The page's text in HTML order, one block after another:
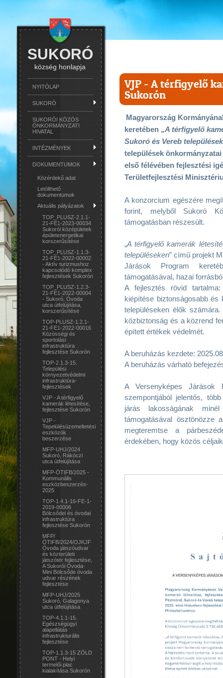
SUKORÓ
község honlapja
NYITÓLAP
SUKORÓ
SUKORÓI KÖZÖS
ÖNKORMÁNYZATI
HIVATAL
INTÉZMÉNYEK
DOKUMENTUMOK
Közérdekű adat
Letölthető
dokumentumok
Aktuális pályázatok
TOP_PLUSZ-2.1.1-
21-FE1-2023-00034
Sukorói középületek
épületenergetikai
korszerűsítése
TOP_PLUSZ-1.1.3-
21-FE1-2022-00002
- Aktív turizmushoz
kapcsolódó komplex
fejlesztések Sukorón
TOP_PLUSZ-1.2.3-
21-FE1-2022-00004
- Sukoró, Óvoda
utca útfelújítása,
korszerűsítése
TOP-PLUSZ-1.2.1-
21-FE1-2022-00016
Közösségi és
sportolási
infrastruktúra
fejlesztése Sukorón
TOP-2.1.3-15.
Települési
környezetvédelmi
infrastruktúra-
fejlesztések
VJP - A térfigyelő
kamerák létesítése,
fejlesztése Sukorón
VJP -
Tepelülésüzemeltetési
eszközök
beszerzése
MFP-UHJ/2024
Sukoró, Rákóczi
utca útfelújítása
MFP-ÖTIFB/2025 -
Kommunális
eszközbeszerzés-
2025
TOP-1.4.1-16-FE-1-
2019-00006
Bölcsődei és óvodai
infrastruktúra
fejlesztése Sukorón
MFP/
ÖTIFB/2024/OJKJF
Óvoda játszóudvar
és közterületi
játszótér fejlesztése,
A Sukorói Óvoda-
Mini Bölcsőde óvoda
udvar részének
fejlesztése
MFP-UHJ/2025
Sukoró, Galagonya
utca útfelújítása
TOP-4.1.1-15.
Egészségügyi
alapellátás
infrastrukturális
fejlesztése
TOP-1.1.3-15 ZÖLD
PONT - Helyi
termelői piac
kialakítása Sukorón
VJP - A térfigyelő
Sukorón
Magyarország
keretében „A térfigyelő
Sukoró és Vereb
települések
első félévében fejlesztési
Területfejlesztési
A konzorcium egészére
forint, melyből Sukoró
támogatásban részesült.
„A térfigyelő kamerák
településeken” című projekt
Járások Program
támogatásával, hazai
A fejlesztés rövid
kiépítése biztonságosabb és
településeken élők
közbiztonság és a közrend
épített értékek védelmét.
A beruházás kezdete:
A beruházás várható
A Versenyképes
szempontjából jelentős,
járás lakosságának
támogatásával ösztönözze
megteremtse a
érdekében, hogy közös